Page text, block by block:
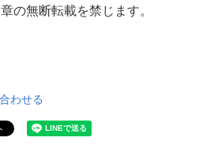
の無断転載を禁じます。
わせる